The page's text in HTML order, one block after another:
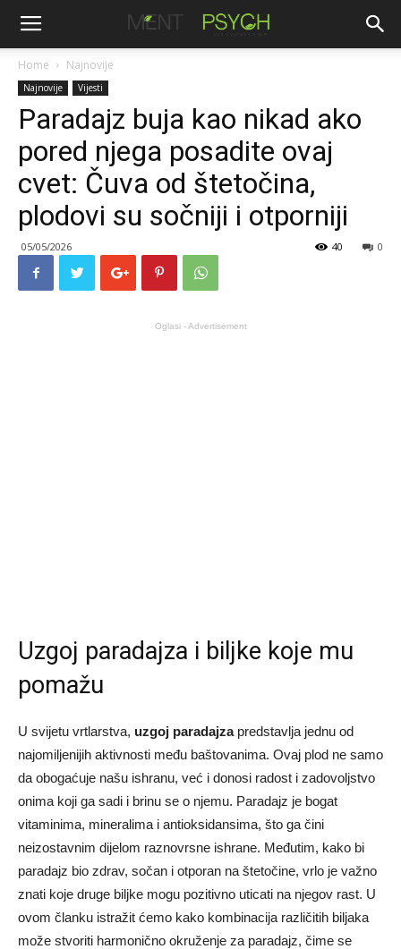
Home Najnovije
Najnovije Vijesti
Paradajz buja kao nikad ako
pored njega posadite ovaj
cvet: Čuva od štetočina,
plodovi su sočniji i otporniji
05/05/2026 0
40
Oglasi - Advertisement
Uzgoj paradajza i biljke koje mu
pomažu
U svijetu vrtlarstva, uzgoj paradajzapredstavlja jednu od
najomiljenijih aktivnosti među baštovanima. Ovaj plod ne samo
da obogaćuje našu ishranu, već i donosi radost i zadovoljstvo
onima koji ga sadi i brinu se o njemu. Paradajz je bogat
vitaminima, mineralima i antioksidansima, što ga čini
neizostavnim dijelom raznovrsne ishrane. Međutim, kako bi
paradajz bio zdrav, sočan i otporan na štetočine, vrlo je važno
znati koje druge biljke mogu pozitivno uticati na njegov rast. U
ovom članku istražit ćemo kako kombinacija različitih biljaka
može stvoriti harmonično okruženje za paradajz, čime se